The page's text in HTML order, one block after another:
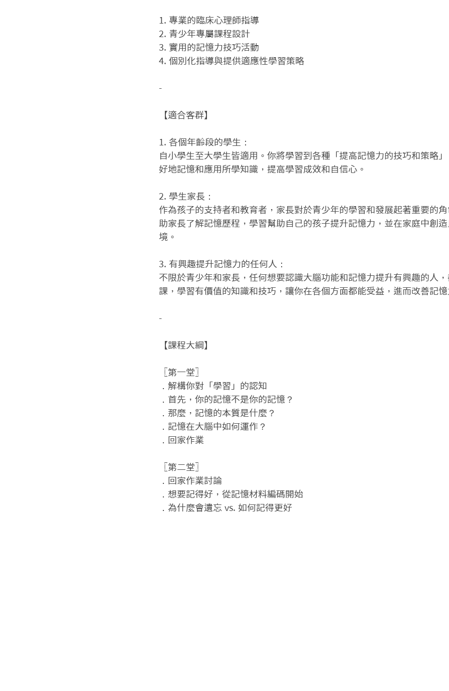
1. 專業的臨床心理師指導
2. 青少年專屬課程設計
3. 實用的記憶力技巧活動
4. 個別化指導與提供適應性學習策略
-
【適合客群】
1. 各個年齡段的學生：
自小學生至大學生皆適用。你將學習到各種「提高記憶力的技巧和策略
好地記憶和應用所學知識，提高學習成效和自信心。
2. 學生家長：
作為孩子的支持者和教育者，家長對於青少年的學習和發展起著重要的
助家長了解記憶歷程，學習幫助自己的孩子提升記憶力，並在家庭中創
境。
3. 有興趣提升記憶力的任何人：
不限於青少年和家長，任何想要認識大腦功能和記憶力提升有興趣的人
課，學習有價值的知識和技巧，讓你在各個方面都能受益，進而改善記憶
-
【課程大綱】
〖第一堂〗
．解構你對「學習」的認知
．首先，你的記憶不是你的記憶？
．那麼，記憶的本質是什麼？
．記憶在大腦中如何運作？
．回家作業
〖第二堂〗
．回家作業討論
．想要記得好，從記憶材料編碼開始
．為什麼會遺忘 vs. 如何記得更好